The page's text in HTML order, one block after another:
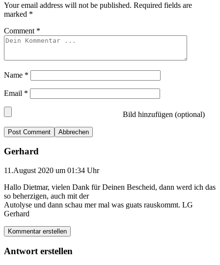
Your email address will not be published. Required fields are
marked *
Comment *
Name *
Email *
Bild hinzufügen (optional)
Abbrechen
Gerhard
11.August 2020 um 01:34 Uhr
Hallo Dietmar, vielen Dank für Deinen Bescheid, dann werd ich das
so beherzigen, auch mit der
Autolyse und dann schau mer mal was guats rauskommt. LG
Gerhard
Kommentar erstellen
Antwort erstellen